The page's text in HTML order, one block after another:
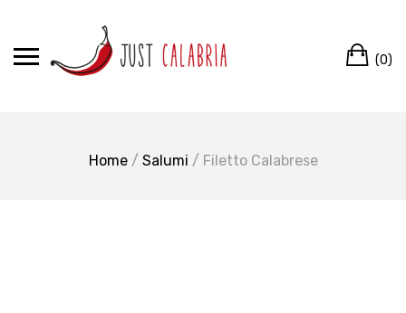
content
(0)
Home/ Salumi / Filetto Calabrese